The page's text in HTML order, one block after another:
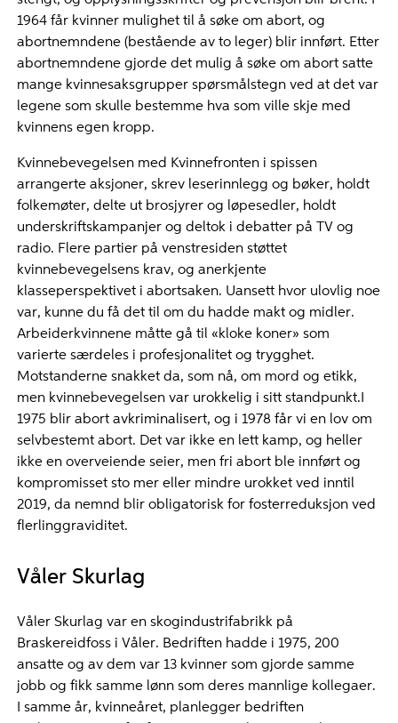
1964 får kvinner mulighet til å søke om abort, og
abortnemndene (bestående av to leger) blir innført. Etter
abortnemndene gjorde det mulig å søke om abort satte
mange kvinnesaksgrupper spørsmålstegn ved at det var
legene som skulle bestemme hva som ville skje med
kvinnens egen kropp.
Kvinnebevegelsen med Kvinnefronten i spissen
arrangerte aksjoner, skrev leserinnlegg og bøker, holdt
folkemøter, delte ut brosjyrer og løpesedler, holdt
underskriftskampanjer og deltok i debatter på TV og
radio. Flere partier på venstresiden støttet
kvinnebevegelsens krav, og anerkjente
klasseperspektivet i abortsaken. Uansett hvor ulovlig noe
var, kunne du få det til om du hadde makt og midler.
Arbeiderkvinnene måtte gå til «kloke koner» som
varierte særdeles i profesjonalitet og trygghet.
Motstanderne snakket da, som nå, om mord og etikk,
men kvinnebevegelsen var urokkelig i sitt standpunkt.I
1975 blir abort avkriminalisert, og i 1978 får vi en lov om
selvbestemt abort. Det var ikke en lett kamp, og heller
ikke en overveiende seier, men fri abort ble innført og
kompromisset sto mer eller mindre urokket ved inntil
2019, da nemnd blir obligatorisk for fosterreduksjon ved
flerlinggraviditet.
Våler Skurlag
Våler Skurlag var en skogindustrifabrikk på
Braskereidfoss i Våler. Bedriften hadde i 1975, 200
ansatte og av dem var 13 kvinner som gjorde samme
jobb og fikk samme lønn som deres mannlige kollegaer.
I samme år, kvinneåret, planlegger bedriften